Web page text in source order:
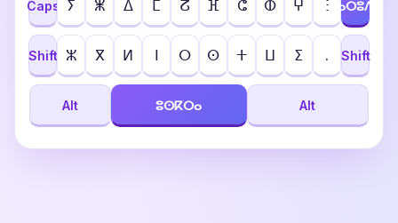
Caps ⵢ ⵥ ⵠ ⵎ ⵒ ⴼ ⵛ ⵀ ⵖ ⵗ ⴰⵔⵓⴷ
Shift ⵣ ⴳ ⵍ ⵏ ⵔ ⵙ ⵜ ⵡ ⵉ . Shift
Alt ⵓⵙⴽⵔⴰ Alt